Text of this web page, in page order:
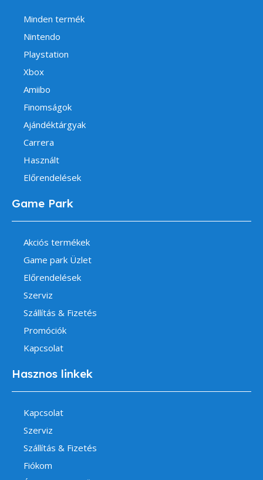
Minden termék
Nintendo
Playstation
Xbox
Amiibo
Finomságok
Ajándéktárgyak
Carrera
Használt
Előrendelések
Game Park
Akciós termékek
Game park Üzlet
Előrendelések
Szerviz
Szállítás & Fizetés
Promóciók
Kapcsolat
Hasznos linkek
Kapcsolat
Szerviz
Szállítás & Fizetés
Fiókom